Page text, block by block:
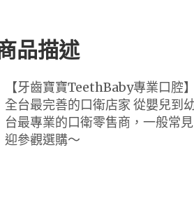
品描述
【牙齒寶寶TeethBaby專業口腔】
全台最完善的口衛店家 從嬰兒到
台最專業的口衛零售商，一般常
迎參觀選購～